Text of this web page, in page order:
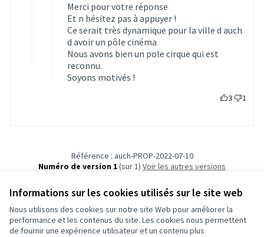
Informations sur les cookies utilisés sur le site web
Nous utilisons des cookies sur notre site Web pour améliorer la
performance et les contenus du site. Les cookies nous permettent
de fournir une expérience utilisateur et un contenu plus
Merci pour votre réponse
Et n hésitez pas à appuyer !
Ce serait très dynamique pour la ville d auch
d avoir un pôle cinéma
Nous avons bien un pole cirque qui est
reconnu.
Soyons motivés !
3 1
Référence : auch-PROP-2022-07-10
Numéro de version 1(sur 1)
voir les autres versions
Conditions d'utilisation
Paramètres des cookies
Auch - Agir pour ma ville sur Facebook
Auch - Agir pour ma ville sur Instagram